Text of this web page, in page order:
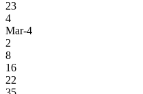
23
4
Mar-4
2
8
16
22